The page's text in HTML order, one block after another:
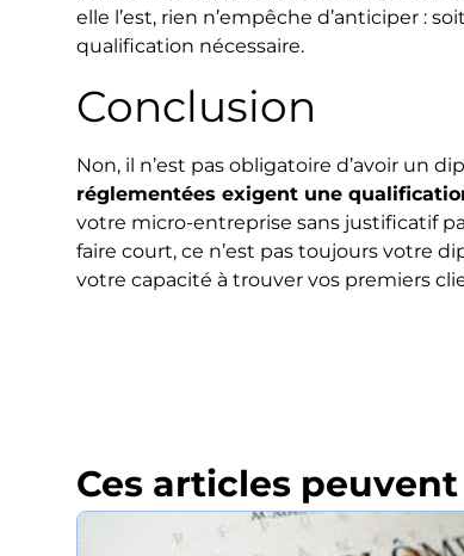
elle l’est, rien n’empêche d’anticiper :
qualification nécessaire.
Conclusion
Non, il n’est pas obligatoire d’avoir un
réglementées exigent une
votre micro-entreprise sans justificatif
faire court, ce n’est pas toujours votre
votre capacité à trouver vos premiers
Ces articles